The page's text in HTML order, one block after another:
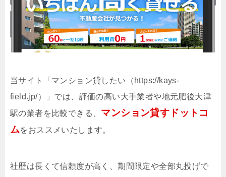
当サイト「マンション貸したい（https://kays-
field.jp/）」では、評価の高い大手業者や地元肥後大津
駅の業者を比較できる、 マンション貸すドットコ
ムをおススメいたします。
社歴は長くて信頼度が高く、期間限定や全部丸投げで